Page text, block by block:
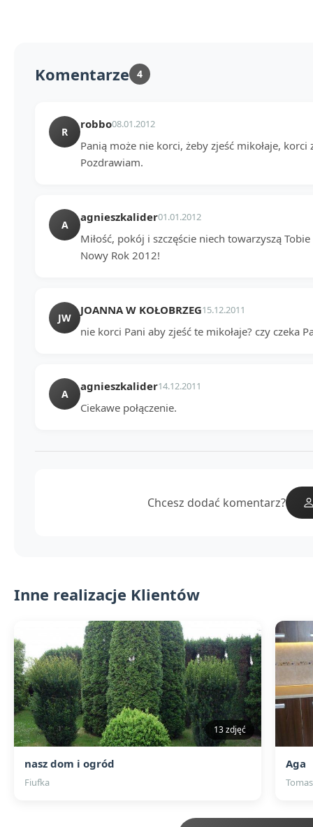
Komentarze 4
R
robbo08.01.2012
Panią może nie korci, żeby zjeść mikołaje,
Pozdrawiam.
A
agnieszkalider01.01.2012
Miłość, pokój i szczęście niech towarzyszą
Nowy Rok 2012!
JW
JOANNA W KOŁOBRZEG15.12.2011
nie korci Pani aby zjeść te mikołaje? czy czeka
A
agnieszkalider14.12.2011
Ciekawe połączenie.
Chcesz dodać komentarz?
Inne realizacje Klientów
13 zdjęć
nasz dom i ogród
Fiufka
Aga